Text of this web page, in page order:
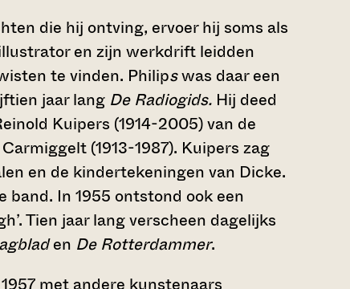
die hij ontving, ervoer hij soms als
en zijn werkdrift leidden
te vinden. Philipswas daar een
jaar lang De Radiogids. Hij deed
Kuipers (1914-2005) van de
(1913-1987). Kuipers zag
en de kindertekeningen van Dicke.
band. In 1955 ontstond ook een
Tien jaar lang verscheen dagelijks
en De Rotterdammer.